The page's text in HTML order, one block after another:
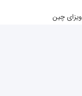
ویزای چین